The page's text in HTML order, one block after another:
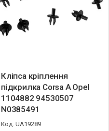
Кліпса кріплення
підкрилка Corsa A Opel
1104882 94530507
N0385491
UA19289